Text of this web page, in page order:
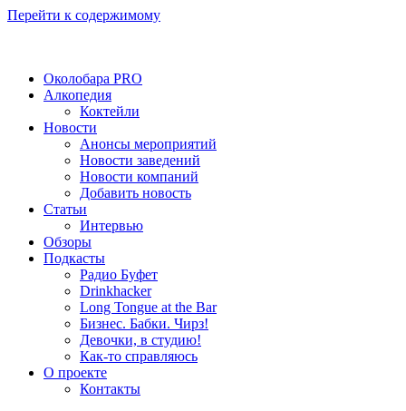
Перейти к содержимому
Околобара PRO
Алкопедия
Коктейли
Новости
Анонсы мероприятий
Новости заведений
Новости компаний
Добавить новость
Статьи
Интервью
Обзоры
Подкасты
Радио Буфет
Drinkhacker
Long Tongue at the Bar
Бизнес. Бабки. Чирз!
Девочки, в студию!
Как-то справляюсь
О проекте
Контакты